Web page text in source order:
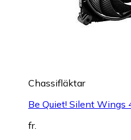
Chassifläktar
Be Quiet! Silent Wings
fr.